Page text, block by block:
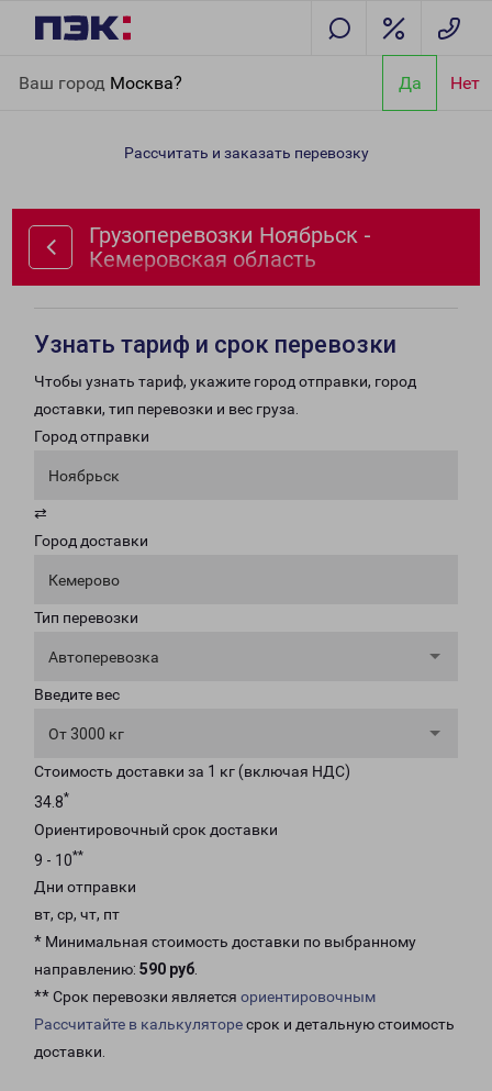
Ваш город Москва? Да Нет
Кемеровская область
Рассчитать и заказать перевозку
Грузоперевозки Ноябрьск -
Кемеровская область
Узнать тариф и срок перевозки
Чтобы узнать тариф, укажите город отправки, город
доставки, тип перевозки и вес груза.
Город отправки
Ноябрьск
⇄
Город доставки
Кемерово
Тип перевозки
Автоперевозка
Введите вес
От 3000 кг
Стоимость доставки за 1 кг (включая НДС)
34.8*
Ориентировочный срок доставки
9 - 10**
Дни отправки
вт, ср, чт, пт
* Минимальная стоимость доставки по выбранному
направлению: 590 руб.
** Срок перевозки является ориентировочным
Рассчитайте в калькуляторесрок и детальную стоимость
доставки.